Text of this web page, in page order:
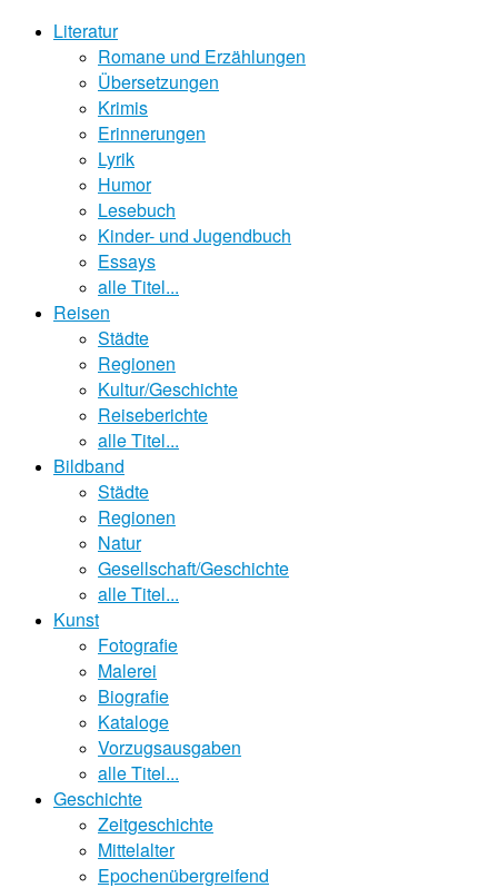
Literatur
Romane und Erzählungen
Übersetzungen
Krimis
Erinnerungen
Lyrik
Humor
Lesebuch
Kinder- und Jugendbuch
Essays
alle Titel...
Reisen
Städte
Regionen
Kultur/Geschichte
Reiseberichte
alle Titel...
Bildband
Städte
Regionen
Natur
Gesellschaft/Geschichte
alle Titel...
Kunst
Fotografie
Malerei
Biografie
Kataloge
Vorzugsausgaben
alle Titel...
Geschichte
Zeitgeschichte
Mittelalter
Epochenübergreifend